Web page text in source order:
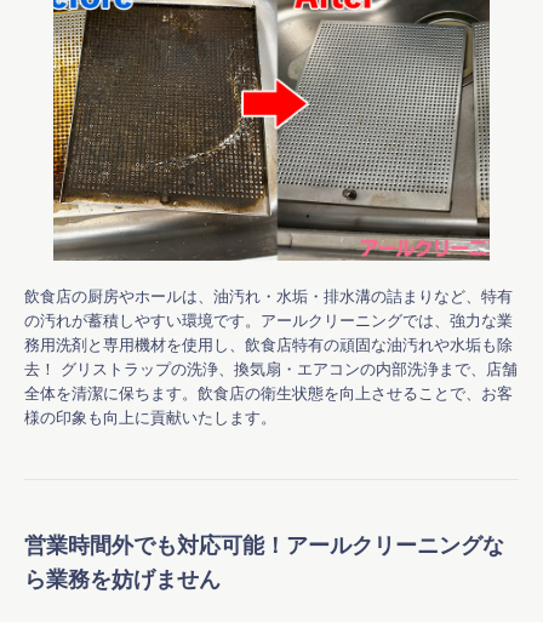
飲食店の厨房やホールは、油汚れ・水垢・排水溝の詰まりなど、特有
の汚れが蓄積しやすい環境です。アールクリーニングでは、強力な業
務用洗剤と専用機材を使用し、飲食店特有の頑固な油汚れや水垢も除
去！ グリストラップの洗浄、換気扇・エアコンの内部洗浄まで、店舗
全体を清潔に保ちます。飲食店の衛生状態を向上させることで、お客
様の印象も向上に貢献いたします。
営業時間外でも対応可能！アールクリーニングな
ら業務を妨げません